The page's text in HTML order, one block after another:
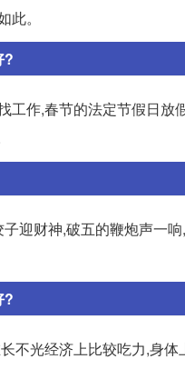
。
?
工作,春节的法定节假日
迎财神,破五的鞭炮声一
?
不光经济上比较吃力,身